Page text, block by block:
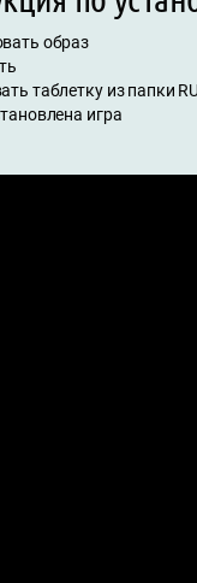
образ
таблетку из папки
игра